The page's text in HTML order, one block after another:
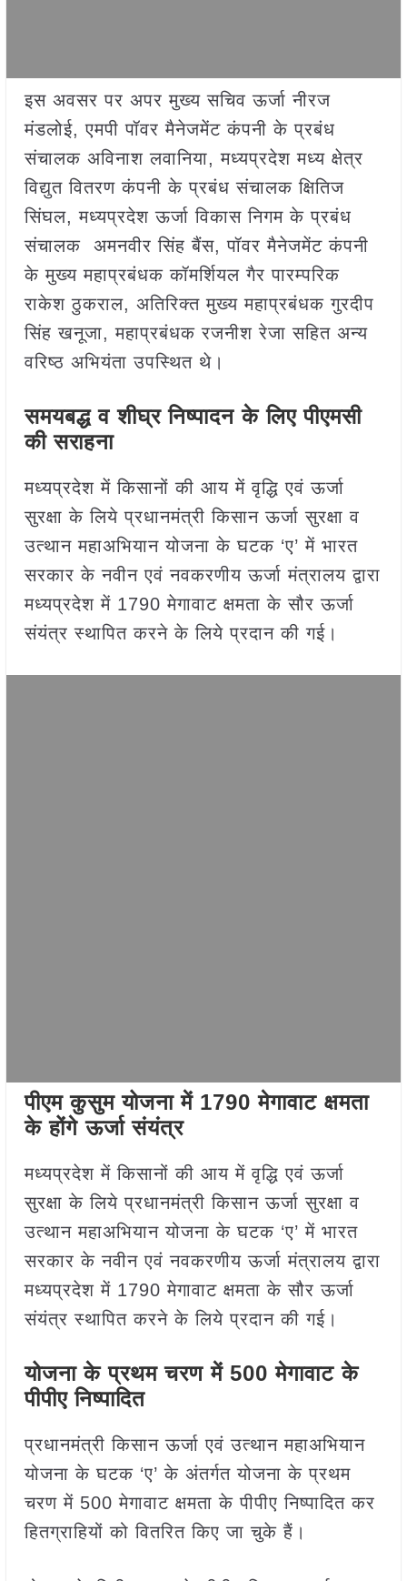
इस अवसर पर अपर मुख्य सचिव ऊर्जा नीरज
मंडलोई, एमपी पॉवर मैनेजमेंट कंपनी के प्रबंध
संचालक अविनाश लवानिया, मध्यप्रदेश मध्य क्षेत्र
विद्युत वितरण कंपनी के प्रबंध संचालक क्ष‍ितिज
सिंघल, मध्यप्रदेश ऊर्जा विकास निगम के प्रबंध
संचालक अमनवीर सिंह बैंस, पॉवर मैनेजमेंट कंपनी
के मुख्य महाप्रबंधक कॉमर्श‍ियल गैर पारम्परिक
राकेश ठुकराल, अतिरिक्त मुख्य महाप्रबंधक गुरदीप
सिंह खनूजा, महाप्रबंधक रजनीश रेजा सहित अन्य
वरिष्ठ अभियंता उपस्थि‍त थे।
समयबद्ध व शीघ्र निष्पादन के लिए पीएमसी
की सराहना
मध्यप्रदेश में किसानों की आय में वृद्ध‍ि एवं ऊर्जा
सुरक्षा के लिये प्रधानमंत्री किसान ऊर्जा सुरक्षा व
उत्थान महाअभियान योजना के घटक ‘ए’ में भारत
सरकार के नवीन एवं नवकरणीय ऊर्जा मंत्रालय द्वारा
मध्यप्रदेश में 1790 मेगावाट क्षमता के सौर ऊर्जा
संयंत्र स्थापित करने के लिये प्रदान की गई।
पीएम कुसुम योजना में 1790 मेगावाट क्षमता
के होंगे ऊर्जा संयंत्र
मध्यप्रदेश में किसानों की आय में वृद्ध‍ि एवं ऊर्जा
सुरक्षा के लिये प्रधानमंत्री किसान ऊर्जा सुरक्षा व
उत्थान महाअभियान योजना के घटक ‘ए’ में भारत
सरकार के नवीन एवं नवकरणीय ऊर्जा मंत्रालय द्वारा
मध्यप्रदेश में 1790 मेगावाट क्षमता के सौर ऊर्जा
संयंत्र स्थापित करने के लिये प्रदान की गई।
योजना के प्रथम चरण में 500 मेगावाट के
पीपीए निष्पादित
प्रधानमंत्री किसान ऊर्जा एवं उत्थान महाअभियान
योजना के घटक ‘ए’ के अंतर्गत योजना के प्रथम
चरण में 500 मेगावाट क्षमता के पीपीए निष्पादित कर
हितग्राहियों को वितरित किए जा चुके हैं।